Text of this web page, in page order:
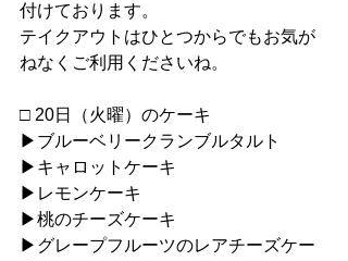
付けております。
テイクアウトはひとつからでもお気が
ねなくご利用くださいね。
□ 20日（火曜）のケーキ
▶︎ブルーベリークランブルタルト
▶︎キャロットケーキ
▶︎レモンケーキ
▶︎桃のチーズケーキ
▶︎グレープフルーツのレアチーズケー